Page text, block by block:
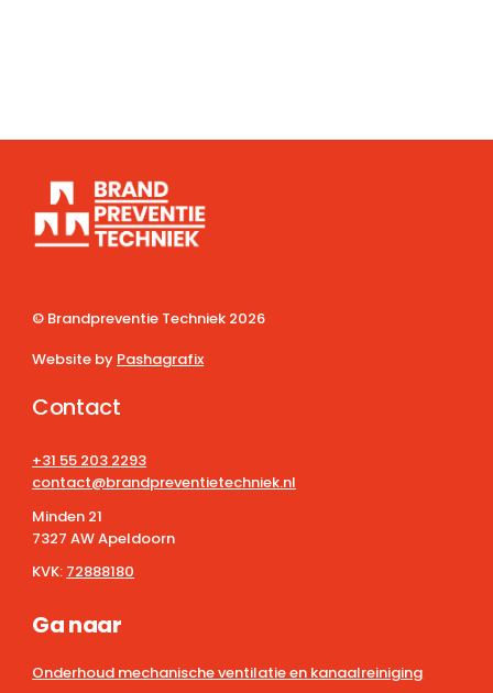
© Brandpreventie Techniek 2026
Website by Pashagrafix
Contact
+31 55 203 2293
contact@brandpreventietechniek.nl
Minden 21
7327 AW Apeldoorn
KVK: 72888180
Ga naar
Onderhoud mechanische ventilatie en kanaalreiniging